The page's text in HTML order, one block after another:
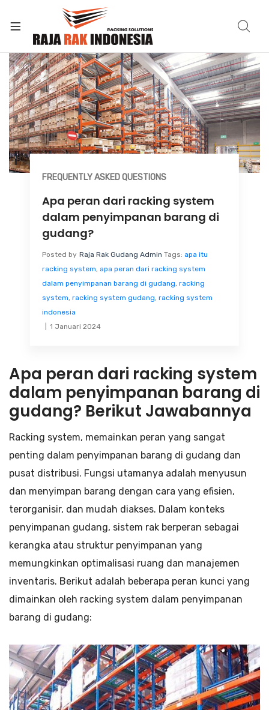
FREQUENTLY ASKED QUESTIONS
Apa peran dari racking system
dalam penyimpanan barang di
gudang?
Posted by Raja Rak Gudang Admin Tags: apa itu
racking system, apa peran dari racking system
dalam penyimpanan barang di gudang, racking
system, racking system gudang, racking system
indonesia
1 Januari 2024
Apa peran dari racking system
dalam penyimpanan barang di
gudang? Berikut Jawabannya
Racking system, memainkan peran yang sangat
penting dalam penyimpanan barang di gudang dan
pusat distribusi. Fungsi utamanya adalah menyusun
dan menyimpan barang dengan cara yang efisien,
terorganisir, dan mudah diakses. Dalam konteks
penyimpanan gudang, sistem rak berperan sebagai
kerangka atau struktur penyimpanan yang
memungkinkan optimalisasi ruang dan manajemen
inventaris. Berikut adalah beberapa peran kunci yang
dimainkan oleh racking system dalam penyimpanan
barang di gudang: